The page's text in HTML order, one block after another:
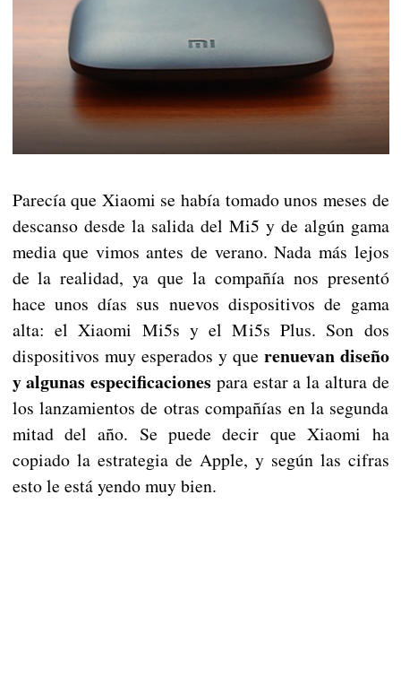
Parecía que Xiaomi se había tomado unos meses de
descanso desde la salida del Mi5 y de algún gama
media que vimos antes de verano. Nada más lejos
de la realidad, ya que la compañía nos presentó
hace unos días sus nuevos dispositivos de gama
alta: el Xiaomi Mi5s y el Mi5s Plus. Son dos
dispositivos muy esperados y que renuevan diseño
y algunas especificaciones para estar a la altura de
los lanzamientos de otras compañías en la segunda
mitad del año. Se puede decir que Xiaomi ha
copiado la estrategia de Apple, y según las cifras
esto le está yendo muy bien.